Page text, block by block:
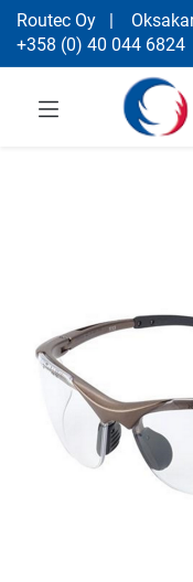
Routec Oy |
+358 (0) 40 044 6824